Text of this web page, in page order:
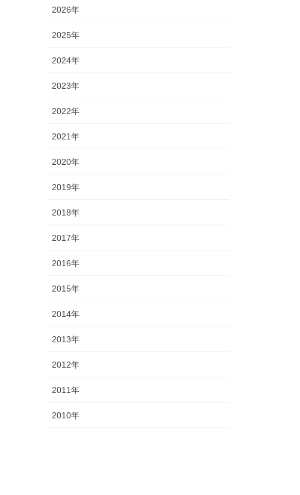
2026年
2025年
2024年
2023年
2022年
2021年
2020年
2019年
2018年
2017年
2016年
2015年
2014年
2013年
2012年
2011年
2010年